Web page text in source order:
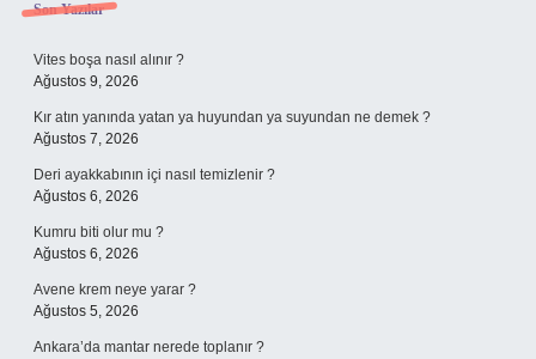
Sidebar
Son Yazılar
Vites boşa nasıl alınır ?
Ağustos 9, 2026
Kır atın yanında yatan ya huyundan ya suyundan ne demek ?
Ağustos 7, 2026
Deri ayakkabının içi nasıl temizlenir ?
Ağustos 6, 2026
Kumru biti olur mu ?
Ağustos 6, 2026
Avene krem neye yarar ?
Ağustos 5, 2026
Ankara’da mantar nerede toplanır ?